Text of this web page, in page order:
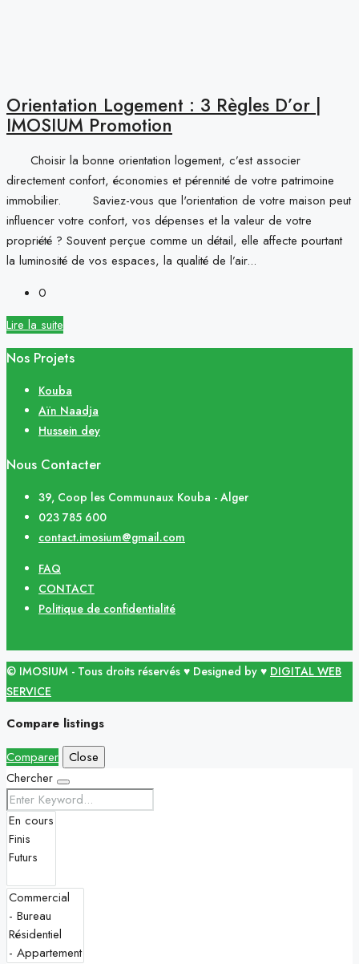
Orientation Logement : 3 Règles D’or |
IMOSIUM Promotion
Choisir la bonne orientation logement, c’est associer
directement confort, économies et pérennité de votre patrimoine
immobilier. Saviez-vous que l'orientation de votre maison peut
influencer votre confort, vos dépenses et la valeur de votre
propriété ? Souvent perçue comme un détail, elle affecte pourtant
la luminosité de vos espaces, la qualité de l’air...
0
Lire la suite
Nos Projets
Kouba
Aïn Naadja
Hussein dey
Nous Contacter
39, Coop les Communaux Kouba - Alger
023 785 600
contact.imosium@gmail.com
FAQ
CONTACT
Politique de confidentialité
© IMOSIUM - Tous droits réservés ♥ Designed by ♥ DIGITAL WEB
SERVICE
Compare listings
Comparer Close
Chercher